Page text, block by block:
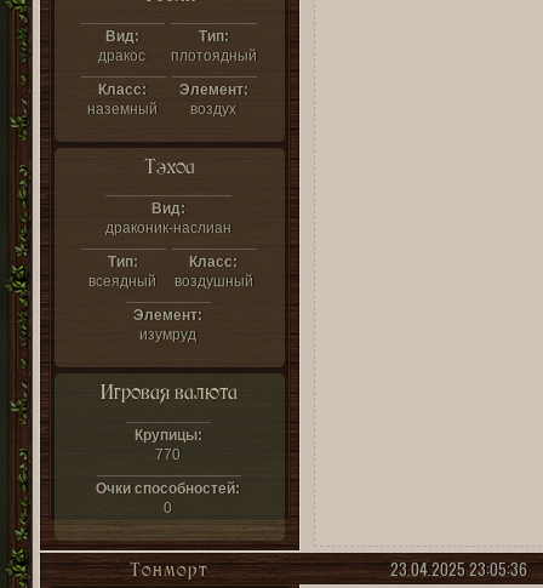
Вид:
дракос
Тип:
плотоядный
Класс:
наземный
Элемент:
воздух
Тэхоа
Вид:
драконик-наслиан
Тип:
всеядный
Класс:
воздушный
Элемент:
изумруд
Игровая валюта
Крупицы:
770
Очки способностей:
0
23.04.2025 23:05:36
Тонморт